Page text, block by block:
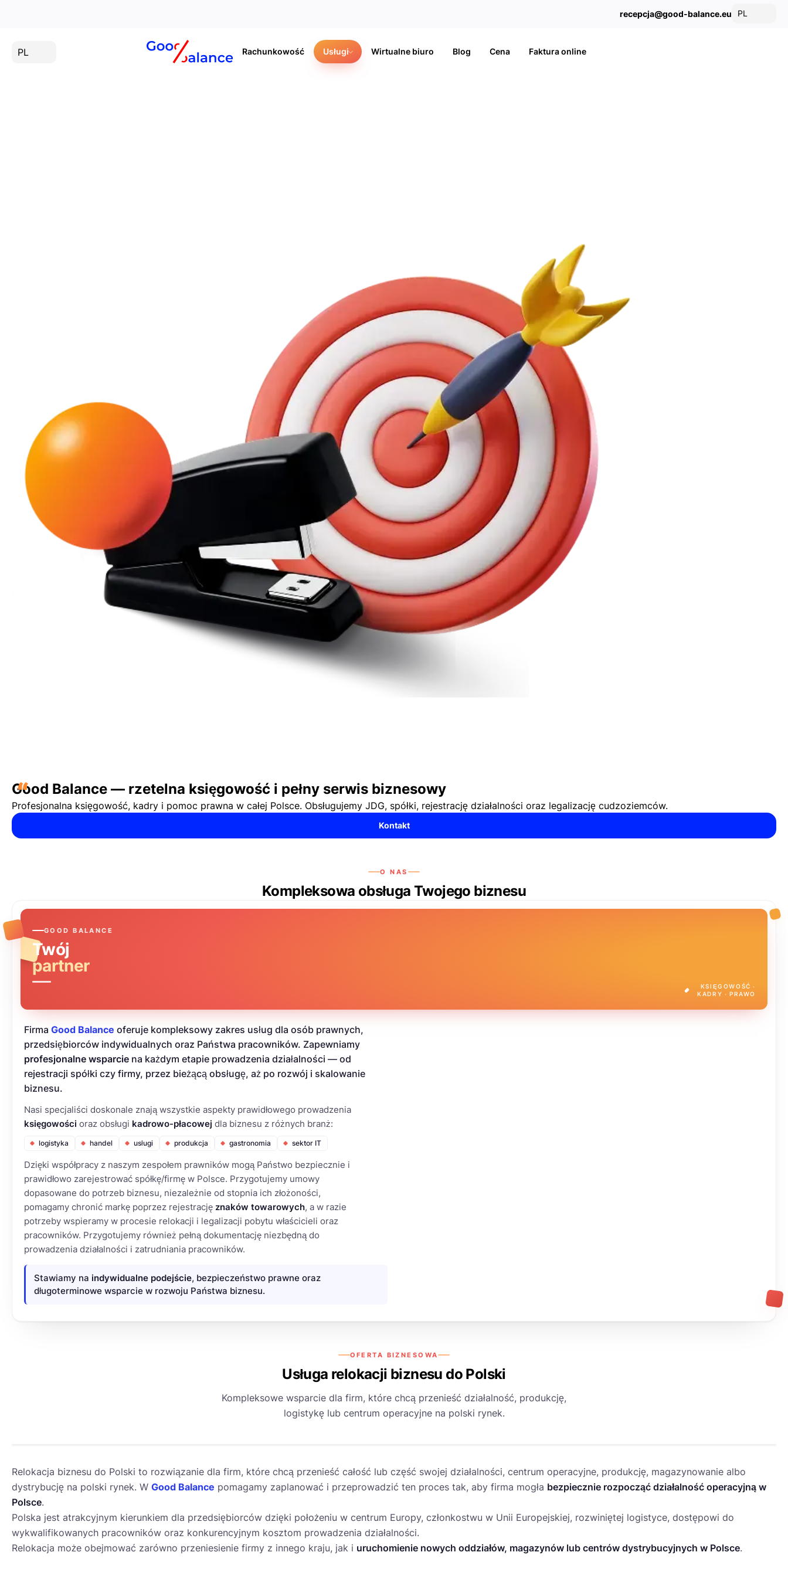
recepcja@good-balance.eu PL
PL Rachunkowość Usługi Wirtualne biuro Blog Cena Faktura online
“
Good Balance — rzetelna księgowość i pełny serwis biznesowy
Profesjonalna księgowość, kadry i pomoc prawna w całej Polsce. Obsługujemy JDG, spółki, rejestrację działalności oraz legalizację cudzoziemców.
Kontakt
O NAS
Kompleksowa obsługa Twojego biznesu
GOOD BALANCE
Twój
partner
KSIĘGOWOŚĆ ·
KADRY · PRAWO
Firma Good Balance oferuje kompleksowy zakres usług dla osób prawnych,
przedsiębiorców indywidualnych oraz Państwa pracowników. Zapewniamy
profesjonalne wsparcie na każdym etapie prowadzenia działalności — od
rejestracji spółki czy firmy, przez bieżącą obsługę, aż po rozwój i skalowanie
biznesu.
Nasi specjaliści doskonale znają wszystkie aspekty prawidłowego prowadzenia
księgowości oraz obsługi kadrowo-płacowej dla biznesu z różnych branż:
logistyka handel usługi produkcja gastronomia sektor IT
Dzięki współpracy z naszym zespołem prawników mogą Państwo bezpiecznie i
prawidłowo zarejestrować spółkę/firmę w Polsce. Przygotujemy umowy
dopasowane do potrzeb biznesu, niezależnie od stopnia ich złożoności,
pomagamy chronić markę poprzez rejestrację znaków towarowych, a w razie
potrzeby wspieramy w procesie relokacji i legalizacji pobytu właścicieli oraz
pracowników. Przygotujemy również pełną dokumentację niezbędną do
prowadzenia działalności i zatrudniania pracowników.
Stawiamy na indywidualne podejście, bezpieczeństwo prawne oraz
długoterminowe wsparcie w rozwoju Państwa biznesu.
OFERTA BIZNESOWA
Usługa relokacji biznesu do Polski
Kompleksowe wsparcie dla firm, które chcą przenieść działalność, produkcję,
logistykę lub centrum operacyjne na polski rynek.
PL
Relokacja biznesu do Polski to rozwiązanie dla firm, które chcą przenieść całość lub część swojej działalności, centrum operacyjne, produkcję, magazynowanie albo
dystrybucję na polski rynek. W Good Balance pomagamy zaplanować i przeprowadzić ten proces tak, aby firma mogła bezpiecznie rozpocząć działalność operacyjną w
Polsce.
Polska jest atrakcyjnym kierunkiem dla przedsiębiorców dzięki położeniu w centrum Europy, członkostwu w Unii Europejskiej, rozwiniętej logistyce, dostępowi do
wykwalifikowanych pracowników oraz konkurencyjnym kosztom prowadzenia działalności.
Relokacja może obejmować zarówno przeniesienie firmy z innego kraju, jak i uruchomienie nowych oddziałów, magazynów lub centrów dystrybucyjnych w Polsce.